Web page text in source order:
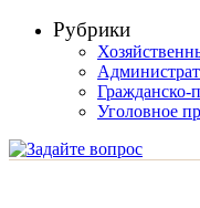
Рубрики
Гражданско-
Уголовное